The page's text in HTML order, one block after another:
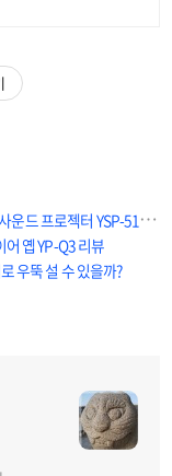
드 프로젝터 YSP-5100
옙 YP-Q3 리뷰
우뚝 설 수 있을까?